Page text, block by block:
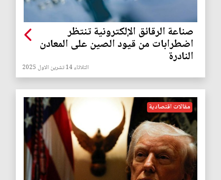
صناعة الرقائق الإلكترونية تنتظر
اضطرابات من قيود الصين على المعادن
النادرة
الثلاثاء 14 تشرين الاول 2025
مقالات اقتصادية